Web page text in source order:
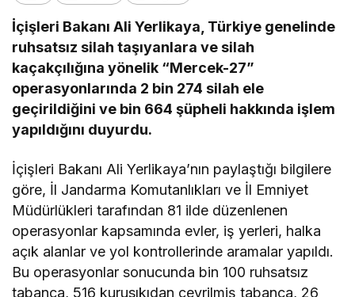
İçişleri Bakanı Ali Yerlikaya, Türkiye genelinde
ruhsatsız silah taşıyanlara ve silah
kaçakçılığına yönelik “Mercek-27”
operasyonlarında 2 bin 274 silah ele
geçirildiğini ve bin 664 şüpheli hakkında işlem
yapıldığını duyurdu.
İçişleri Bakanı Ali Yerlikaya’nın paylaştığı bilgilere
göre, İl Jandarma Komutanlıkları ve İl Emniyet
Müdürlükleri tarafından 81 ilde düzenlenen
operasyonlar kapsamında evler, iş yerleri, halka
açık alanlar ve yol kontrollerinde aramalar yapıldı.
Bu operasyonlar sonucunda bin 100 ruhsatsız
tabanca, 516 kurusıkıdan çevrilmiş tabanca, 26